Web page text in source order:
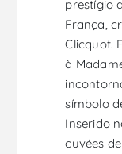
prestígio
França,
Clicquot.
à
símbolo
Inserido
cuvées